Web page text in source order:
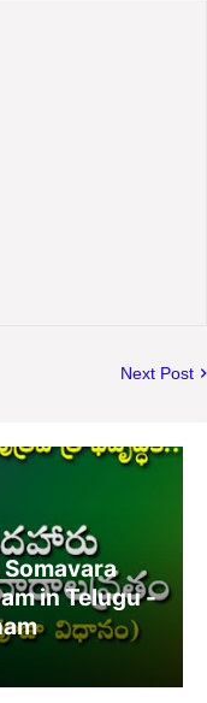
Next Post
in Telugu -